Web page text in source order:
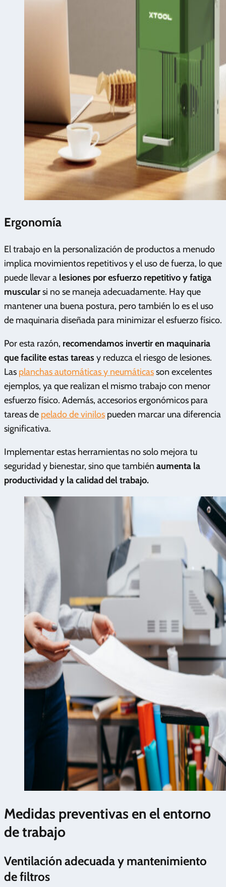
Ergonomía
El trabajo en la personalización de productos a menudo
implica movimientos repetitivos y el uso de fuerza, lo que
puede llevar a lesiones por esfuerzo repetitivo y fatiga
muscularsi no se maneja adecuadamente. Hay que
mantener una buena postura, pero también lo es el uso
de maquinaria diseñada para minimizar el esfuerzo físico.
Por esta razón, recomendamos invertir en maquinaria
que facilite estas tareas y reduzca el riesgo de lesiones.
Las planchas automáticas y neumáticasson excelentes
ejemplos, ya que realizan el mismo trabajo con menor
esfuerzo físico. Además, accesorios ergonómicos para
tareas de pelado de vinilos pueden marcar una diferencia
significativa.
Implementar estas herramientas no solo mejora tu
seguridad y bienestar, sino que también aumenta la
productividad y la calidad del trabajo.
Medidas preventivas en el entorno
de trabajo
Ventilación adecuada y mantenimiento
de filtros